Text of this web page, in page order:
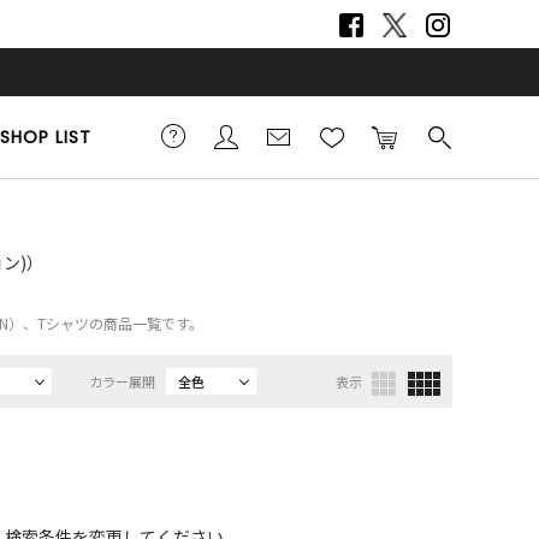
SHOP LIST
)）
、Tシャツの商品一覧です。
カラー展開 全色 表示